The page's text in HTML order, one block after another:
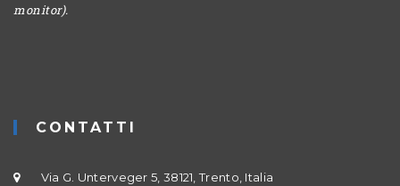
monitor).
CONTATTI
Via G. Unterveger 5, 38121, Trento, Italia